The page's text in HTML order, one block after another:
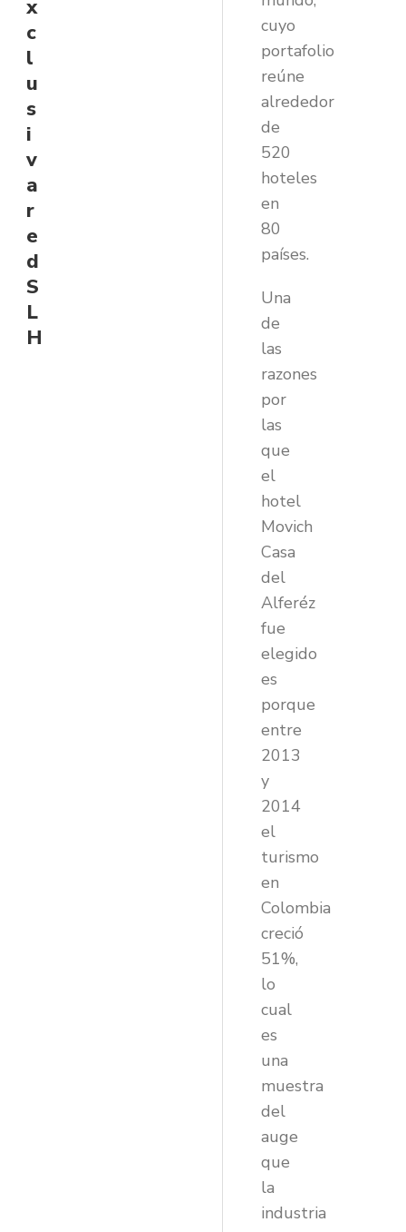
x
c
l
u
s
i
v
a
r
e
d
S
L
H
cuyo
portafolio
reúne
alrededor
de
520
hoteles
en
80
países.
Una
de
las
razones
por
las
que
el
hotel
Movich
Casa
del
Alferéz
fue
elegido
es
porque
entre
2013
y
2014
el
turismo
en
Colombia
creció
51%,
lo
cual
es
una
muestra
del
auge
que
la
industria